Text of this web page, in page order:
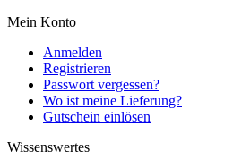
Mein Konto
Anmelden
Registrieren
Passwort vergessen?
Wo ist meine Lieferung?
Gutschein einlösen
Wissenswertes